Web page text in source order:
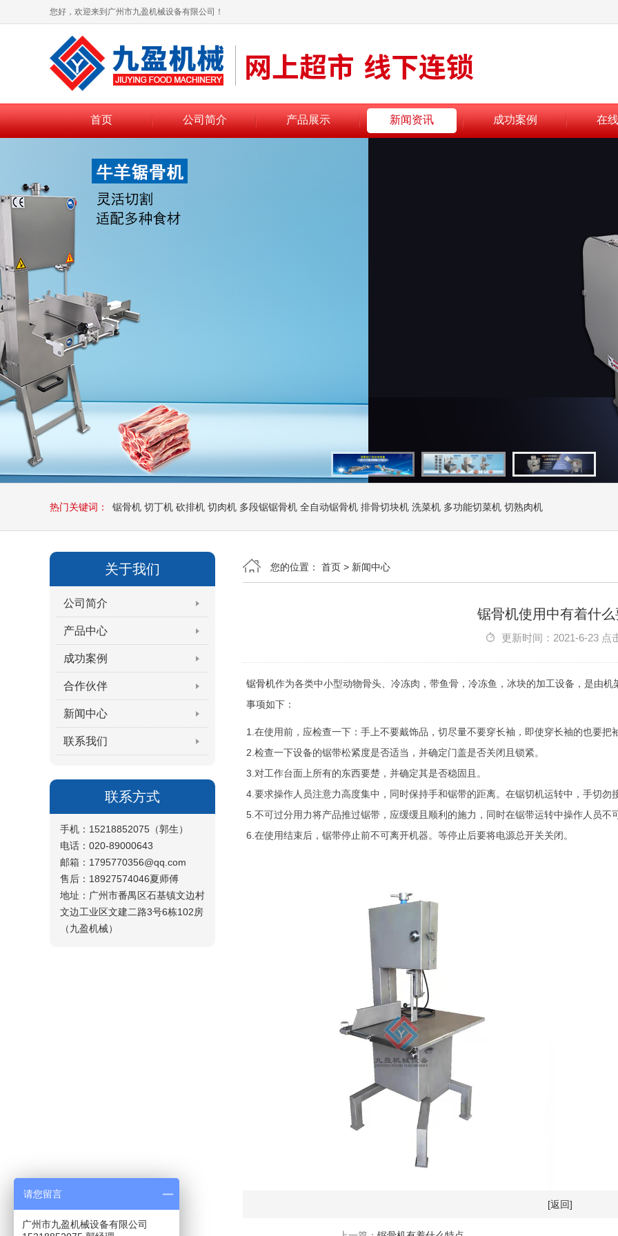
您好，欢迎来到广州市九盈机械设备有限公司！
首页 公司简介 产品展示 新闻资讯 成功案例 在
热门关键词： 锯骨机 切丁机 砍排机 切肉机 多段锯锯骨机 全自动锯骨机 排骨切块机 洗菜机 多功能切菜机 切熟肉机
关于我们
公司简介
产品中心
成功案例
合作伙伴
新闻中心
联系我们
联系方式
手机：15218852075（郭生）
电话：020-89000643
邮箱：1795770356@qq.com
售后：18927574046夏师傅
地址：广州市番禺区石基镇文边村
文边工业区文建二路3号6栋102房
（九盈机械）
您的位置： 首页 > 新闻中心
锯骨机使用中有着什
更新时间：2021-6-23 点
锯骨机作为各类中小型动物骨头、冷冻肉，带鱼骨，冷冻鱼，冰块的加工设备，是由
事项如下：
1.在使用前，应检查一下：手上不要戴饰品，切尽量不要穿长袖，即使穿长袖的也要把
2.检查一下设备的锯带松紧度是否适当，并确定门盖是否关闭且锁紧。
3.对工作台面上所有的东西要楚，并确定其是否稳固且。
4.要求操作人员注意力高度集中，同时保持手和锯带的距离。在锯切机运转中，手切
5.不可过分用力将产品推过锯带，应缓缓且顺利的施力，同时在锯带运转中操作人员不
6.在使用结束后，锯带停止前不可离开机器。等停止后要将电源总开关关闭。
[返回]
请您留言
广州市九盈机械设备有限公司